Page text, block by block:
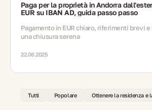
Paga per la proprietà in Andorra
EUR su IBAN AD, guida passo passo
Pagamento in EUR chiaro, riferimenti brevi
una chiusura serena
22.08.2025
Tutti Popolare Ottenere la residenza e